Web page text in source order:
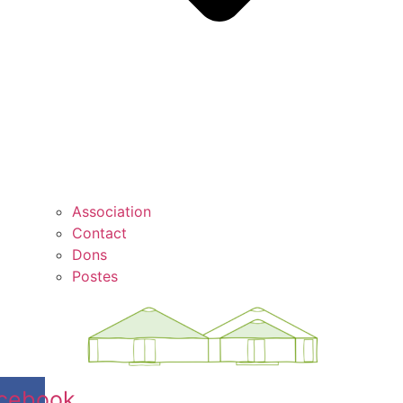
Association
Contact
Dons
Postes